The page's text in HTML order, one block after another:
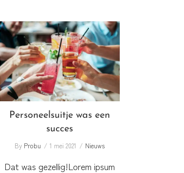
Personeelsuitje was een
succes
Personeelsuitje was een
succes
By Probu 1 mei 2021 Nieuws
Dat was gezellig!Lorem ipsum